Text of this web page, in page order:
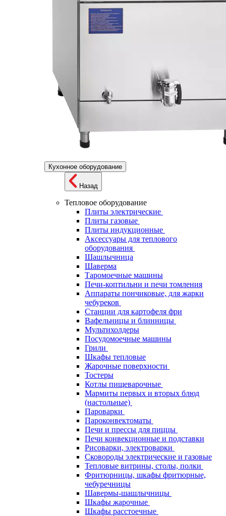
Кухонное оборудование
Назад
Тепловое оборудование
Плиты электрические
Плиты газовые
Плиты индукционные
Аксессуары для теплового
оборудования
Шашлычница
Шаверма
Таромоечные машины
Печи-коптильни и печи томления
Аппараты пончиковые, для жарки
чебуреков
Станции для картофеля фри
Вафельницы и блинницы
Мультихолдеры
Посудомоечные машины
Грили
Шкафы тепловые
Жарочные поверхности
Тостеры
Котлы пищеварочные
Мармиты первых и вторых блюд
(настольные)
Пароварки
Пароконвектоматы
Печи и прессы для пиццы
Печи конвекционные и подставки
Рисоварки, электроварки
Сковороды электрические и газовые
Тепловые витрины, столы, полки
Фритюрницы, шкафы фритюрные,
чебуречницы
Шавермы-шашлычницы
Шкафы жарочные
Шкафы расстоечные